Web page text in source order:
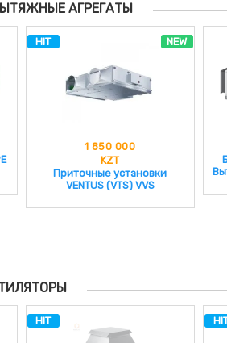
АГРЕГАТЫ
NEW
HIT
1 850 000
KZT
Приточные установки
VENTUS (VTS) VVS
HIT